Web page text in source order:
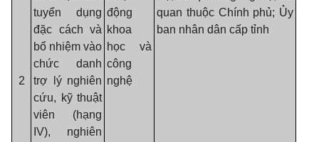
2
tuyển dụng
đặc cách và
bổ nhiệm vào
chức danh
trợ lý nghiên
cứu, kỹ thuật
viên (hạng
IV), nghiên
động
khoa
học và
công
nghệ
quan thuộc Chính phủ; Ủy
ban nhân dân cấp tỉnh